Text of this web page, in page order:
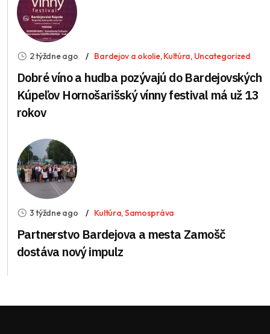
2 týždne ago Bardejov a okolie,Kultúra, Uncategorized
Dobré víno a hudba pozývajú do Bardejovských
Kúpeľov Hornošarišský vínny festival má už 13
rokov
3 týždne ago Kultúra,Samospráva
Partnerstvo Bardejova a mesta Zamošč
dostáva nový impulz